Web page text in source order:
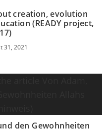
creation, evolution
(READY project,
31, 2021
den Gewohnheiten